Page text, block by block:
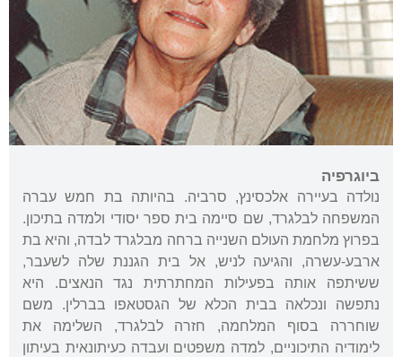
ביוגרפיה
נולדה בעיירה אלכסינץ, סרביה. בהיותה בת חמש עברה
המשפחה לבלגרד, שם סיימה בית ספר יסודי ולמדה בתיכון.
בפרוץ מלחמת העולם השנייה ברחה מבלגרד לבדה, והיא בת
ארבע-עשרה, והגיעה לניש, אל בית הגננת שלה לשעבר,
ששיתפה אותה בפעילות המחתרתית נגד הנאצים. היא
נתפשה ונכלאה בבית הכלא של הגסטאפו בברלין. משם
שוחררה בסוף המלחמה, חזרה לבלגרד, השלימה את
לימודיה התיכוניים, למדה משפטים ועבדה כעיתונאית בעיתון